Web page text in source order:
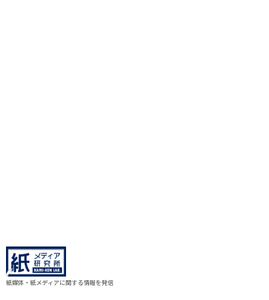
紙媒体・紙メディアに関する情報を発信